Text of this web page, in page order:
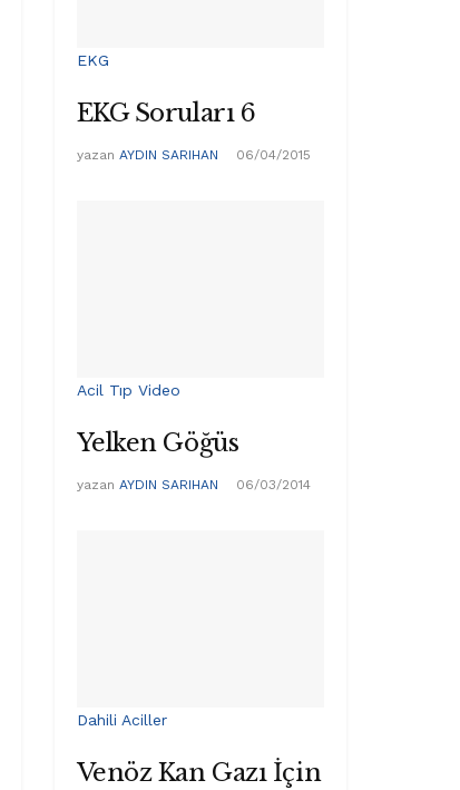
EKG
EKG Soruları 6
yazan AYDIN SARIHAN 06/04/2015
Acil Tıp Video
Yelken Göğüs
yazan AYDIN SARIHAN 06/03/2014
Dahili Aciller
Venöz Kan Gazı İçin